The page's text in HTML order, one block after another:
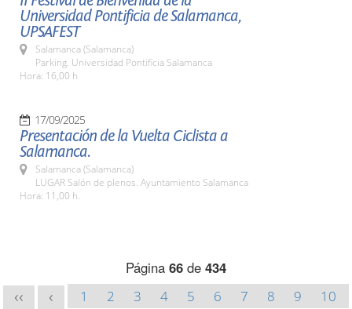
Universidad Pontificia de Salamanca,
UPSAFEST
Salamanca (Salamanca)
Parking. Universidad Pontificia Salamanca
Hora: 16,00 h
17/09/2025
Presentación de la Vuelta Ciclista a
Salamanca.
Salamanca (Salamanca)
LUGAR Salón de plenos. Ayuntamiento Salamanca
Hora: 11,00 h.
Página 66 de 434
<< < 1 2 3 4 5 6 7 8 9
10